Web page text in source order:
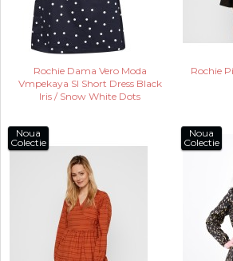
Rochie Dama Vero Moda
Vmpekaya Sl Short Dress Black
Iris / Snow White Dots
Rochie
Noua
Colectie
Noua
Colectie